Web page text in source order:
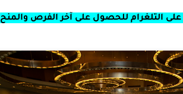
على التلغرام للحصول على آخر الفرص والمنح